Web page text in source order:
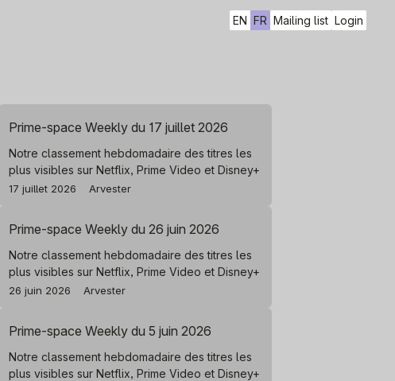
EN FR Mailing list Login
Prime-space Weekly du 17 juillet 2026
Notre classement hebdomadaire des titres les
plus visibles sur Netflix, Prime Video et Disney+
Arvester
17 juillet 2026
Prime-space Weekly du 26 juin 2026
Notre classement hebdomadaire des titres les
plus visibles sur Netflix, Prime Video et Disney+
Arvester
26 juin 2026
Prime-space Weekly du 5 juin 2026
Notre classement hebdomadaire des titres les
plus visibles sur Netflix, Prime Video et Disney+